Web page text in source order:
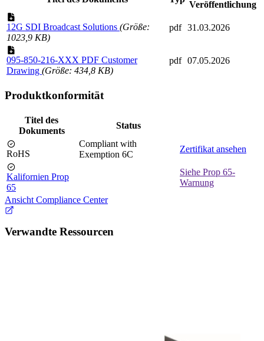
Veröffentlichung
12G SDI Broadcast Solutions (Größe:
1023,9 KB)
pdf 31.03.2026
095-850-216-XXX PDF Customer
Drawing (Größe: 434,8 KB)
pdf 07.05.2026
Produktkonformität
Titel des
Dokuments
Status
RoHS
Compliant with
Exemption 6C
Zertifikat ansehen
Kalifornien Prop
65
Siehe Prop 65-
Warnung
Ansicht Compliance Center
Verwandte Ressourcen